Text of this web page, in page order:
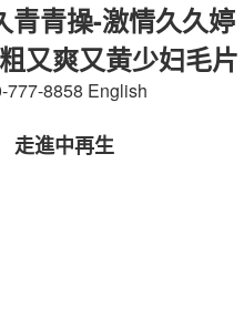
青青操-激情久久婷
又爽又黄少妇毛片
777-8858 English
走進中再生